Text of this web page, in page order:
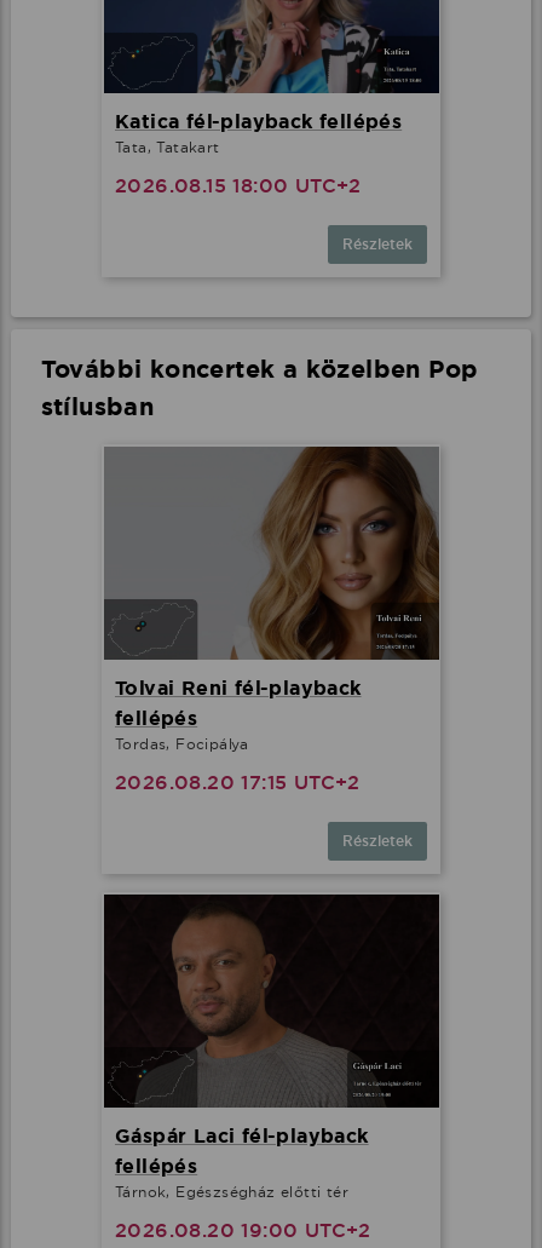
Katica fél-playback fellépés
Tata, Tatakart
2026.08.15 18:00 UTC+2
Részletek
További koncertek a közelben Pop
stílusban
Tolvai Reni fél-playback
fellépés
Tordas, Focipálya
2026.08.20 17:15 UTC+2
Részletek
Gáspár Laci fél-playback
fellépés
Tárnok, Egészségház előtti tér
2026.08.20 19:00 UTC+2